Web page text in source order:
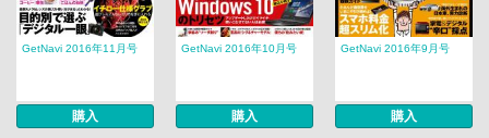
GetNavi 2016年11月号
購入
GetNavi 2016年10月号
購入
GetNavi 2016年9月号
購入